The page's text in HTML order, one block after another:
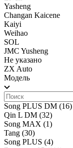
Yasheng
Changan Kaicene
Kaiyi
Weihao
SOL
JMC Yusheng
Не указано
ZX Auto
Модель
Song PLUS DM (16)
Qin L DM (32)
Song MAX (1)
Tang (30)
Song PLUS (4)